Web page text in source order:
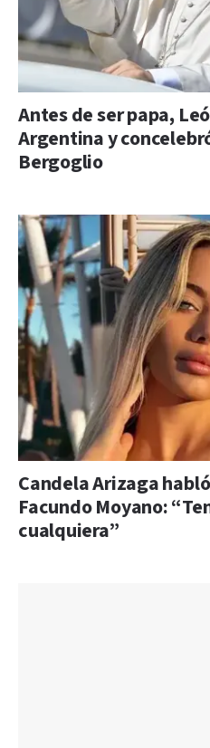
Antes de ser papa,
Argentina y
Bergoglio
Candela Arizaga
Facundo Moyano:
cualquiera”